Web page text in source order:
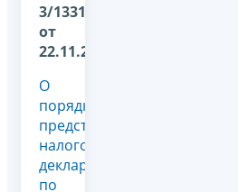
3/13314@
от
22.11.2024
О
порядке
представления
налоговой
декларации
по